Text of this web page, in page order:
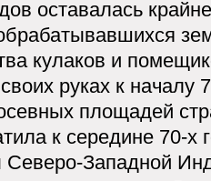
оставалась
кулаков и
руках к началу
площадей
к середине 70-х
Западной